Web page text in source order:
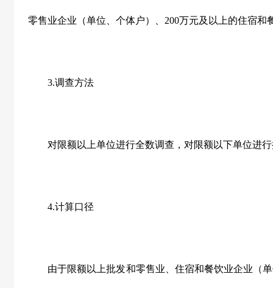
零售业企业（单位、个体户）、 200万元及以上的住宿和
3.调查方法
对限额以上单位进行全数调查，对限额以下单位进行
4.计算口径
由于限额以上批发和零售业、住宿和餐饮业企业（单